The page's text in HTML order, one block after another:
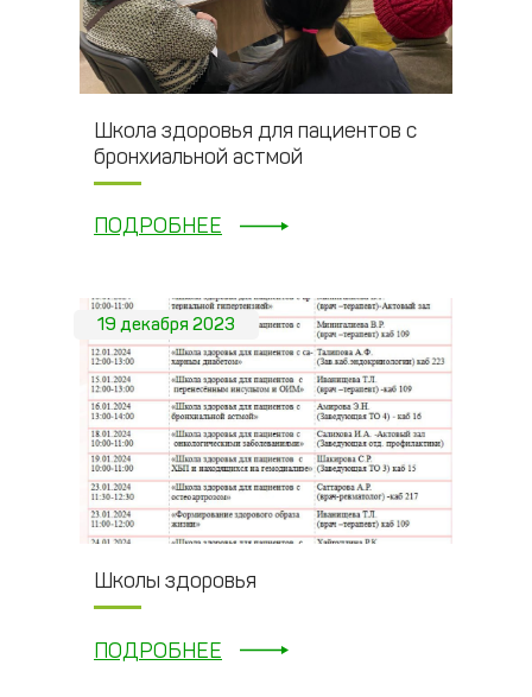
Школа здоровья для пациентов с
бронхиальной астмой
ПОДРОБНЕЕ
19 декабря 2023
Школы здоровья
ПОДРОБНЕЕ